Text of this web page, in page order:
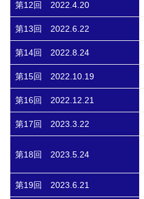
第12回 2022.4.20
第13回 2022.6.22
第14回 2022.8.24
第15回 2022.10.19
第16回 2022.12.21
第17回 2023.3.22
第18回 2023.5.24
第19回 2023.6.21